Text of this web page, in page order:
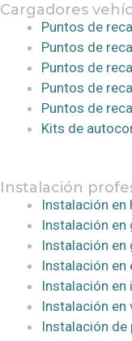
Cargadores
Puntos de
Puntos de
Puntos de
Puntos de
Puntos de
Kits de
Instalación
Instalación en
Instalación
Instalación en
Instalación en
Instalación
Instalación en
Instalación de